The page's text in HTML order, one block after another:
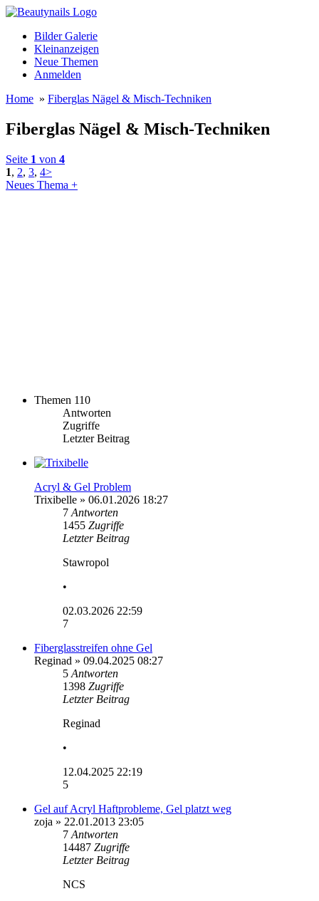
Bilder Galerie
Kleinanzeigen
Neue Themen
Anmelden
Home » Fiberglas Nägel & Misch-Techniken
Fiberglas Nägel & Misch-Techniken
Seite 1 von 4
1, 2, 3, 4>
Neues Thema +
Themen 110
Antworten
Zugriffe
Letzter Beitrag
Acryl & Gel Problem
Trixibelle » 06.01.2026 18:27
7 Antworten
1455 Zugriffe
Letzter Beitrag
Stawropol
•
02.03.2026 22:59
7
Fiberglasstreifen ohne Gel
Reginad » 09.04.2025 08:27
5 Antworten
1398 Zugriffe
Letzter Beitrag
Reginad
•
12.04.2025 22:19
5
Gel auf Acryl Haftprobleme, Gel platzt weg
zoja » 22.01.2013 23:05
7 Antworten
14487 Zugriffe
Letzter Beitrag
NCS